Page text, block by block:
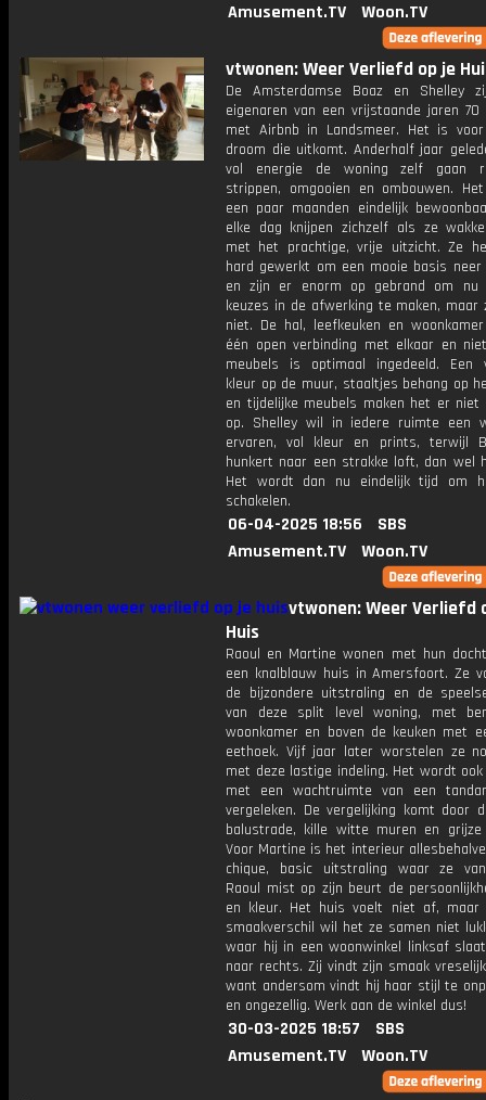
Amusement.TV
Woon.TV
vtwonen: Weer Verliefd op je
De Amsterdamse Boaz en Shelley
eigenaren van een vrijstaande jaren 70
met Airbnb in Landsmeer. Het is
droom die uitkomt. Anderhalf jaar
vol energie de woning zelf gaan
strippen, omgooien en ombouwen.
een paar maanden eindelijk
elke dag knijpen zichzelf als ze
met het prachtige, vrije uitzicht. Ze
hard gewerkt om een mooie basis
en zijn er enorm op gebrand om nu
keuzes in de afwerking te maken, maar
niet. De hal, leefkeuken en
één open verbinding met elkaar en
meubels is optimaal ingedeeld. Een
kleur op de muur, staaltjes behang op
en tijdelijke meubels maken het er niet
op. Shelley wil in iedere ruimte een
ervaren, vol kleur en prints, terwijl
hunkert naar een strakke loft, dan wel
Het wordt dan nu eindelijk tijd om
schakelen.
06-04-2025 18:56
SBS
Amusement.TV
Woon.TV
vtwonen: Weer Verliefd
Huis
Raoul en Martine wonen met hun
een knalblauw huis in Amersfoort. Ze
de bijzondere uitstraling en de
van deze split level woning, met
woonkamer en boven de keuken met
eethoek. Vijf jaar later worstelen ze
met deze lastige indeling. Het wordt
met een wachtruimte van een
vergeleken. De vergelijking komt door
balustrade, kille witte muren en grijze
Voor Martine is het interieur
chique, basic uitstraling waar ze
Raoul mist op zijn beurt de
en kleur. Het huis voelt niet af, maar
smaakverschil wil het ze samen niet
waar hij in een woonwinkel linksaf
naar rechts. Zij vindt zijn smaak
want andersom vindt hij haar stijl te
en ongezellig. Werk aan de winkel dus!
30-03-2025 18:57
SBS
Amusement.TV
Woon.TV